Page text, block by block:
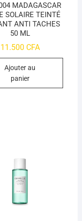
MADAGASCAR
SOLAIRE TEINTÉ
ANTI TACHES
50 ML
11.500 CFA
Ajouter au
panier